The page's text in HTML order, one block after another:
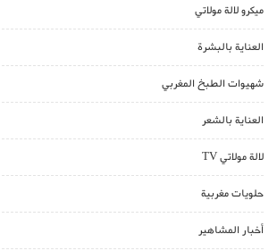
ميكرو لالة مولاتي
العناية بالبشرة
شهيوات الطبخ المغربي
العناية بالشعر
لالة مولاتي TV
حلويات مغربية
أخبار المشاهير